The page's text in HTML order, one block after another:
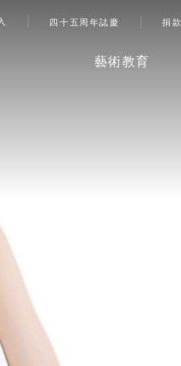
menu
四十五周年誌慶 捐款
藝術教育